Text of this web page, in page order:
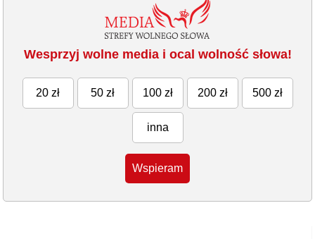
Wesprzyj wolne media i ocal wolność słowa!
20 zł 50 zł 100 zł 200 zł 500 zł
inna
Wspieram